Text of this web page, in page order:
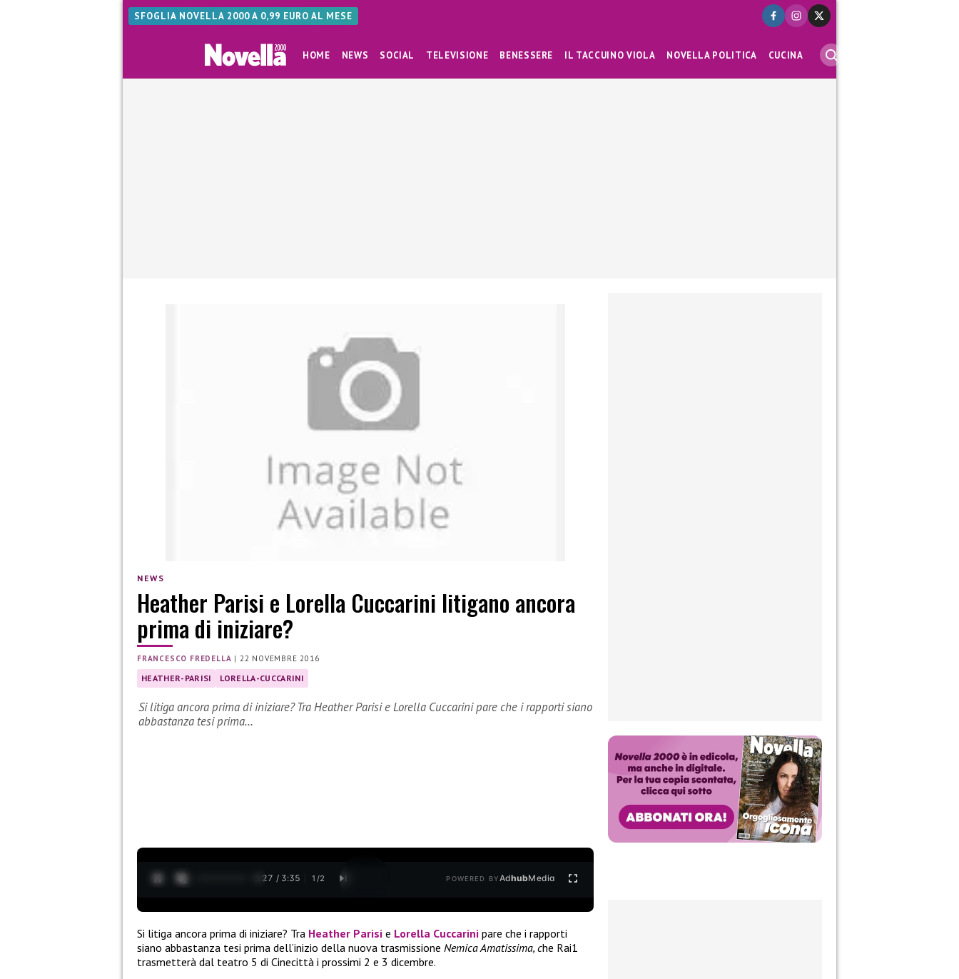
SFOGLIA NOVELLA 2000 A 0,99 EURO AL MESE
HOME NEWS SOCIAL TELEVISIONE BENESSERE IL TACCUINO VIOLA NOVELLA POLITICA CUCINA
NEWS
Heather Parisi e Lorella Cuccarini litigano ancora
prima di iniziare?
FRANCESCO FREDELLA | 22 NOVEMBRE 2016
HEATHER-PARISI LORELLA-CUCCARINI
Si litiga ancora prima di iniziare? Tra Heather Parisi e Lorella Cuccarini pare che i rapporti siano
abbastanza tesi prima…
0:28 / 3:35 1 /2 POWERED BYAdhubMedia
Si litiga ancora prima di iniziare? Tra Heather Parisi e Lorella Cuccarini pare che i rapporti
siano abbastanza tesi prima dell’inizio della nuova trasmissione Nemica Amatissima, che Rai1
trasmetterà dal teatro 5 di Cinecittà i prossimi 2 e 3 dicembre.